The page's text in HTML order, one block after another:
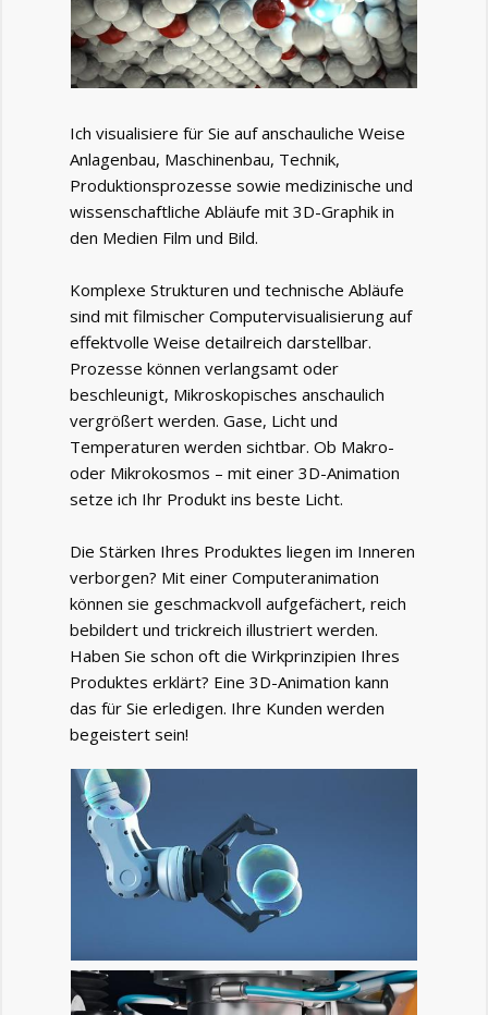
Ich visualisiere für Sie auf anschauliche Weise
Anlagenbau, Maschinenbau, Technik,
Produktionsprozesse sowie medizinische und
wissenschaftliche Abläufe mit 3D-Graphik in
den Medien Film und Bild.
Komplexe Strukturen und technische Abläufe
sind mit filmischer Computervisualisierung auf
effektvolle Weise detailreich darstellbar.
Prozesse können verlangsamt oder
beschleunigt, Mikroskopisches anschaulich
vergrößert werden. Gase, Licht und
Temperaturen werden sichtbar. Ob Makro-
oder Mikrokosmos – mit einer 3D-Animation
setze ich Ihr Produkt ins beste Licht.
Die Stärken Ihres Produktes liegen im Inneren
verborgen? Mit einer Computeranimation
können sie geschmackvoll aufgefächert, reich
bebildert und trickreich illustriert werden.
Haben Sie schon oft die Wirkprinzipien Ihres
Produktes erklärt? Eine 3D-Animation kann
das für Sie erledigen. Ihre Kunden werden
begeistert sein!